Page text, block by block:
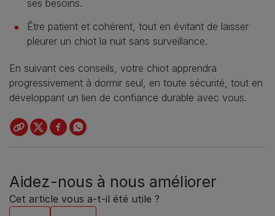
ses besoins.
Être patient et cohérent, tout en évitant de laisser
pleurer un chiot la nuit sans surveillance.
En suivant ces conseils, votre chiot apprendra
progressivement à dormir seul, en toute sécurité, tout en
développant un lien de confiance durable avec vous.
Aidez-nous à nous améliorer
Cet article vous a-t-il été utile ?